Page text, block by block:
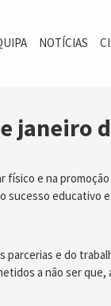
NOTÍCIAS
janeiro
e na
sucesso educativo
parcerias e do
a não ser que,